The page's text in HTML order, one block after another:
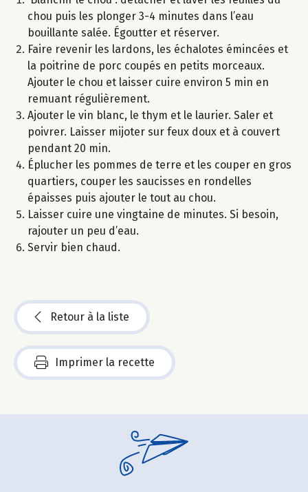
chou puis les plonger 3-4 minutes dans l’eau
bouillante salée. Égoutter et réserver.
Faire revenir les lardons, les échalotes émincées et
la poitrine de porc coupés en petits morceaux.
Ajouter le chou et laisser cuire environ 5 min en
remuant régulièrement.
Ajouter le vin blanc, le thym et le laurier. Saler et
poivrer. Laisser mijoter sur feux doux et à couvert
pendant 20 min.
Éplucher les pommes de terre et les couper en gros
quartiers, couper les saucisses en rondelles
épaisses puis ajouter le tout au chou.
Laisser cuire une vingtaine de minutes. Si besoin,
rajouter un peu d’eau.
Servir bien chaud.
Retour à la liste
Imprimer la recette